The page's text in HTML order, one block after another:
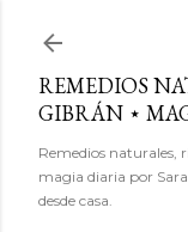
REMEDIOS
GIBRÁN ⋆
Remedios naturales,
magia diaria por
desde casa.